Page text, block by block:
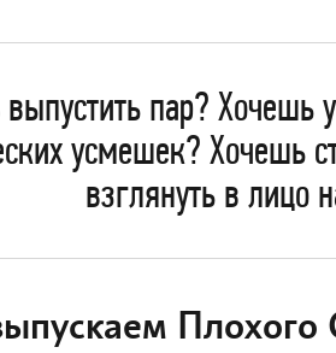
пар? Хочешь
усмешек? Хочешь
взглянуть в лицо
Плохого